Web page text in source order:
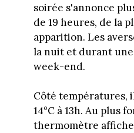
soirée s'annonce
de 19 heures, de la
apparition. Les
la nuit et durant
week-end.
Côté températures,
14°C à 13h. Au plus
thermomètre